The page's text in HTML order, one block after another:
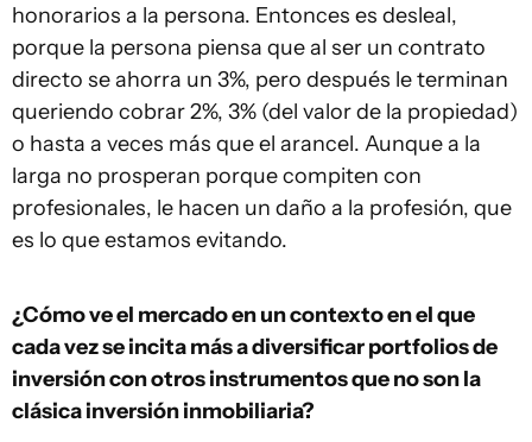
honorarios a la persona. Entonces es desleal,
porque la persona piensa que al ser un contrato
directo se ahorra un 3%, pero después le terminan
queriendo cobrar 2%, 3% (del valor de la propiedad)
o hasta a veces más que el arancel. Aunque a la
larga no prosperan porque compiten con
profesionales, le hacen un daño a la profesión, que
es lo que estamos evitando.
¿Cómo ve el mercado en un contexto en el que
cada vez se incita más a diversificar portfolios de
inversión con otros instrumentos que no son la
clásica inversión inmobiliaria?